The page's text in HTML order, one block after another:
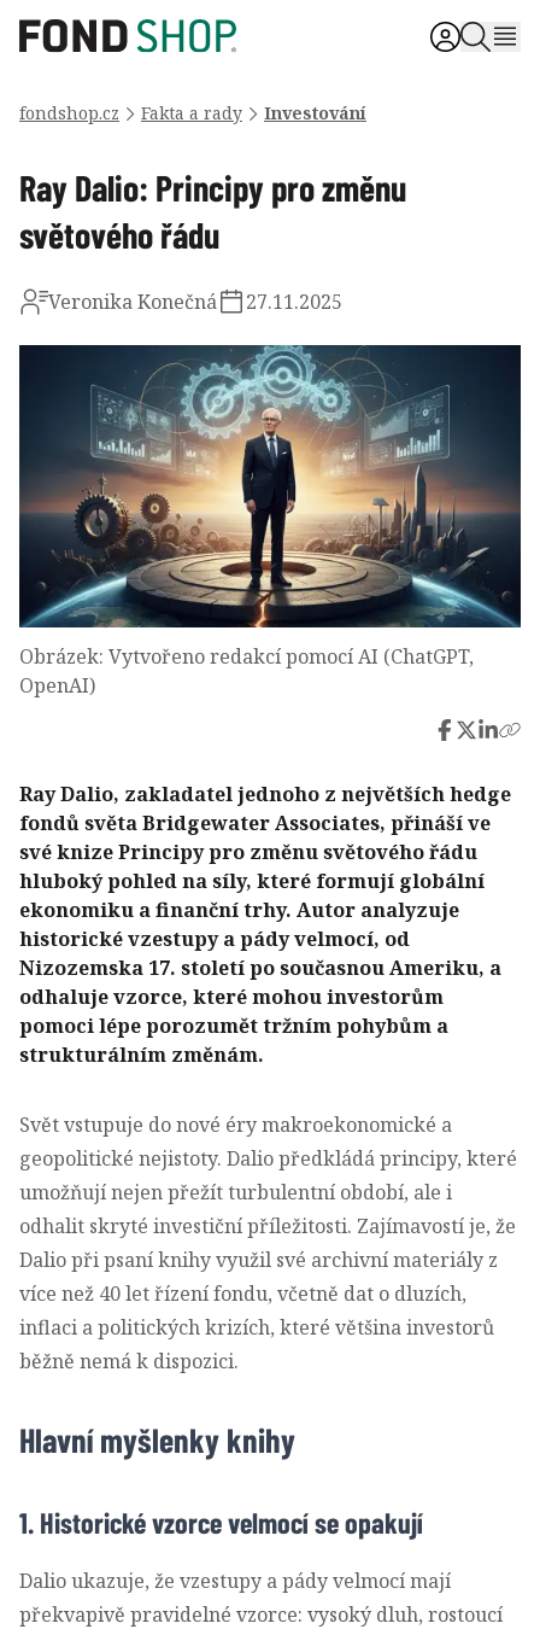
fondshop.cz Fakta a rady Investování
Ray Dalio: Principy pro změnu
světového řádu
Veronika Konečná 27.11.2025
Obrázek: Vytvořeno redakcí pomocí AI (ChatGPT,
OpenAI)
Ray Dalio, zakladatel jednoho z největších hedge
fondů světa Bridgewater Associates, přináší ve
své knize Principy pro změnu světového řádu
hluboký pohled na síly, které formují globální
ekonomiku a finanční trhy. Autor analyzuje
historické vzestupy a pády velmocí, od
Nizozemska 17. století po současnou Ameriku, a
odhaluje vzorce, které mohou investorům
pomoci lépe porozumět tržním pohybům a
strukturálním změnám.
Svět vstupuje do nové éry makroekonomické a
geopolitické nejistoty. Dalio předkládá principy, které
umožňují nejen přežít turbulentní období, ale i
odhalit skryté investiční příležitosti. Zajímavostí je, že
Dalio při psaní knihy využil své archivní materiály z
více než 40 let řízení fondu, včetně dat o dluzích,
inflaci a politických krizích, které většina investorů
běžně nemá k dispozici.
Hlavní myšlenky knihy
1. Historické vzorce velmocí se opakují
Dalio ukazuje, že vzestupy a pády velmocí mají
překvapivě pravidelné vzorce: vysoký dluh, rostoucí